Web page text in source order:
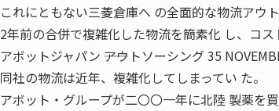
これにともない三菱倉庫へ の全面的な物流アウ
2年前の合併で複雑化した物流を簡素化 し、コス
アボットジャパン ――アウトソーシング 35
同社の物流は近年、複雑化してしまってい た。
アボット・グループが二〇〇一年に北陸 製薬を